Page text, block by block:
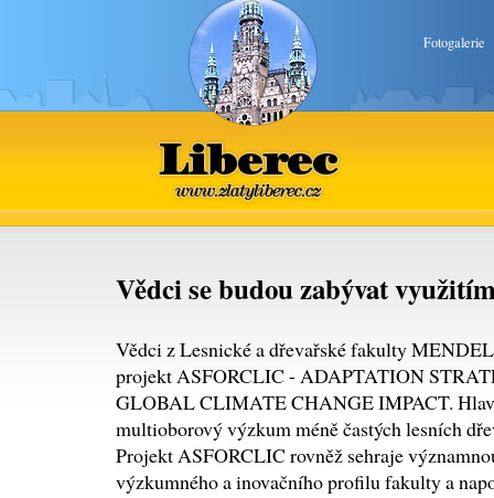
Fotogalerie
Liberec
www.zlatyliberec.cz
Vědci se budou zabývat
Vědci z Lesnické a dřevařské fakulty
projekt ASFORCLIC - ADAPTATION
GLOBAL CLIMATE CHANGE IMPACT.
multioborový výzkum méně častých lesních
Projekt ASFORCLIC rovněž sehraje
výzkumného a inovačního profilu fakulty a